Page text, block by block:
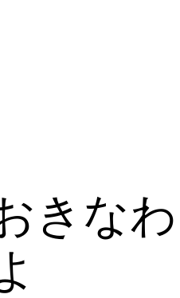
きな